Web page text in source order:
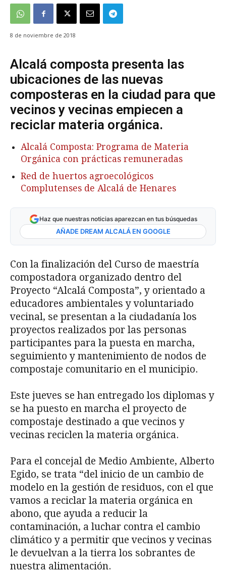
8 de noviembre de 2018
Alcalá composta presenta las
ubicaciones de las nuevas
composteras en la ciudad para que
vecinos y vecinas empiecen a
reciclar materia orgánica.
Alcalá Composta: Programa de Materia
Orgánica con prácticas remuneradas
Red de huertos agroecológicos
Complutenses de Alcalá de Henares
Haz que nuestras noticias aparezcan en tus búsquedas
AÑADE DREAM ALCALÁ EN GOOGLE
Con la finalización del Curso de maestría
compostadora organizado dentro del
Proyecto “Alcalá Composta”, y orientado a
educadores ambientales y voluntariado
vecinal, se presentan a la ciudadanía los
proyectos realizados por las personas
participantes para la puesta en marcha,
seguimiento y mantenimiento de nodos de
compostaje comunitario en el municipio.
Este jueves se han entregado los diplomas y
se ha puesto en marcha el proyecto de
compostaje destinado a que vecinos y
vecinas reciclen la materia orgánica.
Para el concejal de Medio Ambiente, Alberto
Egido, se trata “del inicio de un cambio de
modelo en la gestión de residuos, con el que
vamos a reciclar la materia orgánica en
abono, que ayuda a reducir la
contaminación, a luchar contra el cambio
climático y a permitir que vecinos y vecinas
le devuelvan a la tierra los sobrantes de
nuestra alimentación.